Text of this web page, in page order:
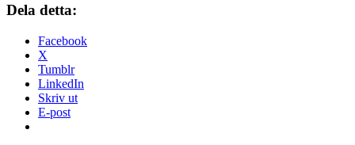
Dela detta:
Facebook
X
Tumblr
LinkedIn
Skriv ut
E-post